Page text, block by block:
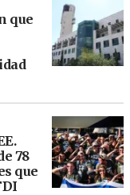
que
78
que